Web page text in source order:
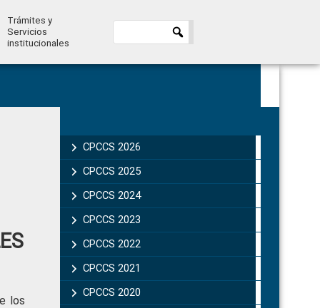
Trámites y
Servicios
institucionales
los
Sidebar
CPCCS 2026
CPCCS 2025
CPCCS 2024
CPCCS 2023
CPCCS 2022
CPCCS 2021
CPCCS 2020